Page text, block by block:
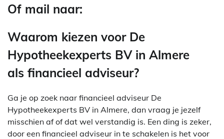
Of mail naar:
Waarom kiezen voor De
Hypotheekexperts BV in Almere
als financieel adviseur?
Ga je op zoek naar financieel adviseur De
Hypotheekexperts BV in Almere, dan vraag je jezelf
misschien af of dat wel verstandig is. Een ding is zeker,
door een financieel adviseur in te schakelen is het voor